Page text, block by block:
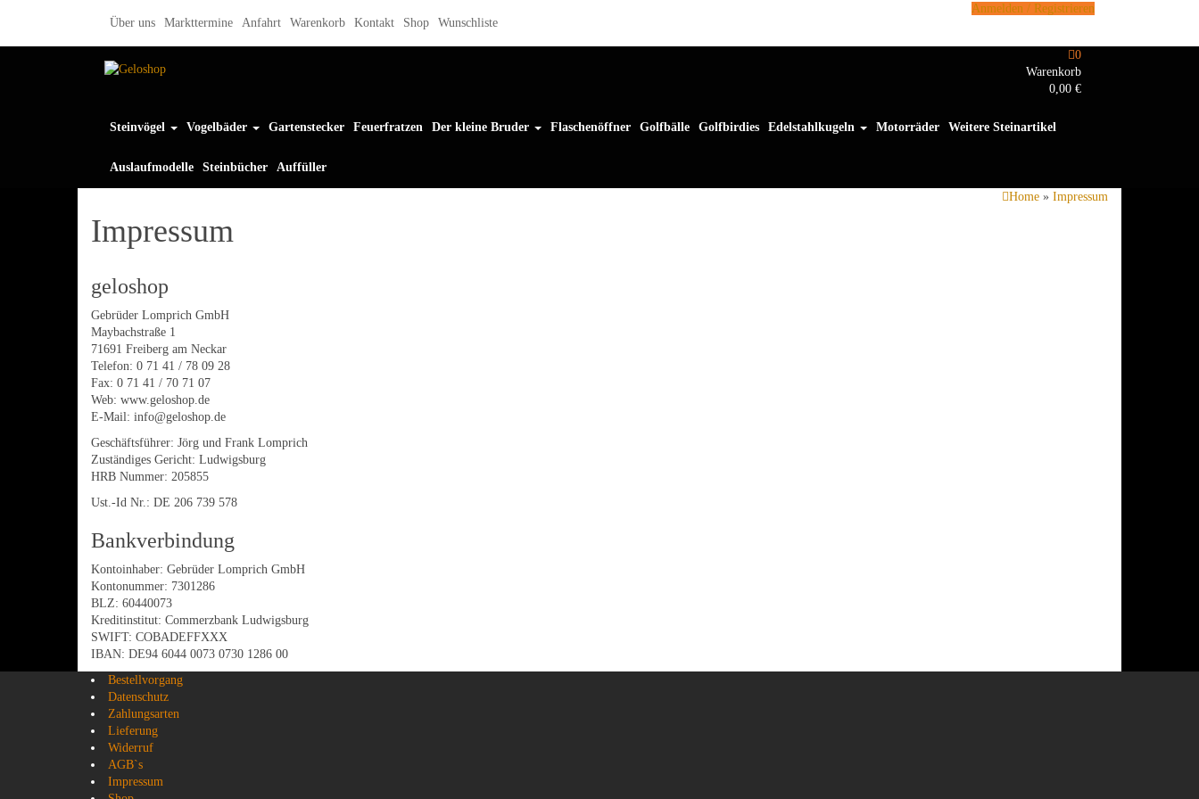
Über uns Markttermine Anfahrt Warenkorb Kontakt Shop Wunschliste
Anmelden / Registrieren
0
Warenkorb
0,00 €
Steinvögel Vogelbäder Gartenstecker Feuerfratzen Der kleine Bruder Flaschenöffner Golfbälle Golfbirdies Edelstahlkugeln Motorräder Weitere Steinartikel
Auslaufmodelle Steinbücher Auffüller
Home » Impressum
Impressum
geloshop
Gebrüder Lomprich GmbH
Maybachstraße 1
71691 Freiberg am Neckar
Telefon: 0 71 41 / 78 09 28
Fax: 0 71 41 / 70 71 07
Web: www.geloshop.de
E-Mail: info@geloshop.de
Geschäftsführer: Jörg und Frank Lomprich
Zuständiges Gericht: Ludwigsburg
HRB Nummer: 205855
Ust.-Id Nr.: DE 206 739 578
Bankverbindung
Kontoinhaber: Gebrüder Lomprich GmbH
Kontonummer: 7301286
BLZ: 60440073
Kreditinstitut: Commerzbank Ludwigsburg
SWIFT: COBADEFFXXX
IBAN: DE94 6044 0073 0730 1286 00
Bestellvorgang
Datenschutz
Zahlungsarten
Lieferung
Widerruf
AGB`s
Impressum